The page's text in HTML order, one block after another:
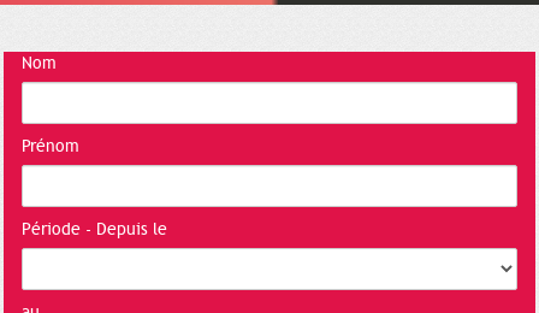
Nom
Prénom
Période - Depuis le